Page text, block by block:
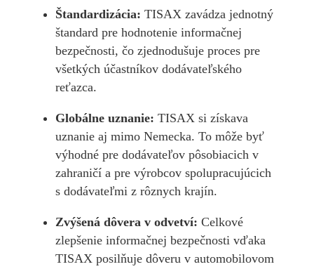
Štandardizácia: TISAX zavádza jednotný
štandard pre hodnotenie informačnej
bezpečnosti, čo zjednodušuje proces pre
všetkých účastníkov dodávateľského
reťazca.
Globálne uznanie: TISAX si získava
uznanie aj mimo Nemecka. To môže byť
výhodné pre dodávateľov pôsobiacich v
zahraničí a pre výrobcov spolupracujúcich
s dodávateľmi z rôznych krajín.
Zvýšená dôvera v odvetví: Celkové
zlepšenie informačnej bezpečnosti vďaka
TISAX posilňuje dôveru v automobilovom